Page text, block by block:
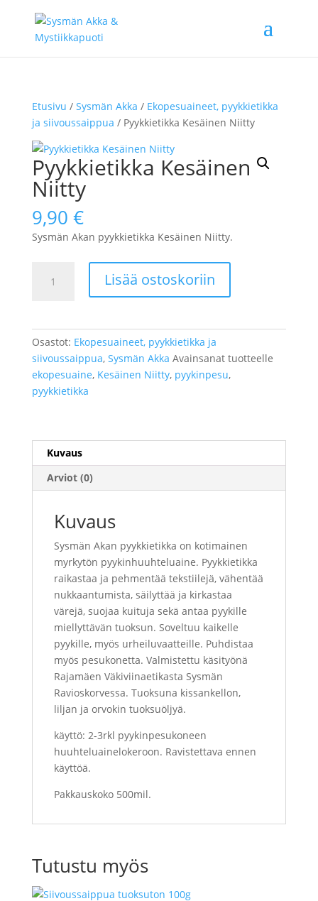
Etusivu / Sysmän Akka / Ekopesuaineet, pyykkietikka
ja siivoussaippua / Pyykkietikka Kesäinen Niitty
Pyykkietikka Kesäinen
Niitty
9,90 €
Sysmän Akan pyykkietikka Kesäinen Niitty.
Kesäinen
Lisää ostoskoriin
Osastot: Ekopesuaineet, pyykkietikka ja
siivoussaippua, Sysmän Akka Avainsanat tuotteelle
ekopesuaine, Kesäinen Niitty, pyykinpesu,
pyykkietikka
Kuvaus
Arviot (0)
Kuvaus
Sysmän Akan pyykkietikka on kotimainen
myrkytön pyykinhuuhteluaine. Pyykkietikka
raikastaa ja pehmentää tekstiilejä, vähentää
nukkaantumista, säilyttää ja kirkastaa
värejä, suojaa kuituja sekä antaa pyykille
miellyttävän tuoksun. Soveltuu kaikelle
pyykille, myös urheiluvaatteille. Puhdistaa
myös pesukonetta. Valmistettu käsityönä
Rajamäen Väkiviinaetikasta Sysmän
Ravioskorvessa. Tuoksuna kissankellon,
liljan ja orvokin tuoksuöljyä.
käyttö: 2-3rkl pyykinpesukoneen
huuhteluainelokeroon. Ravistettava ennen
käyttöä.
Pakkauskoko 500mil.
Tutustu myös